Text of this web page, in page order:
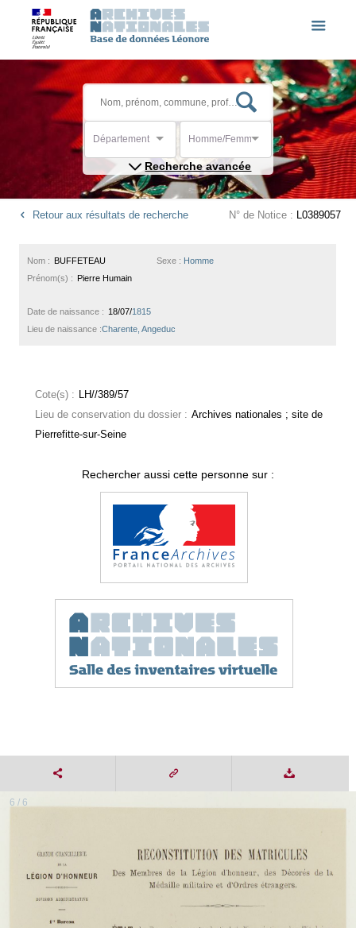
Département Homme/Femme
Recherche avancée
Retour aux résultats de recherche N° de Notice : L0389057
Sexe : Homme
Nom : BUFFETEAU
Prénom(s) : Pierre Humain
Date de naissance : 18/07/1815
Lieu de naissance :Charente, Angeduc
Cote(s) : LH//389/57
Lieu de conservation du dossier : Archives nationales ; site de
Pierrefitte-sur-Seine
Rechercher aussi cette personne sur :
6 / 6